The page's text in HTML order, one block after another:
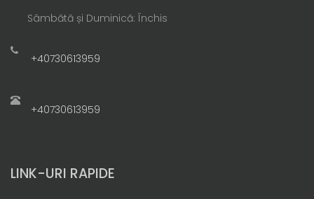
Sâmbătă și Duminică: Închis
+40730613959
+40730613959
LINK-URI RAPIDE